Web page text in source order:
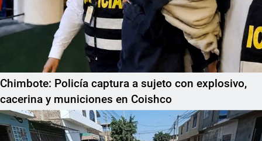
Chimbote: Policía captura a sujeto con explosivo,
cacerina y municiones en Coishco